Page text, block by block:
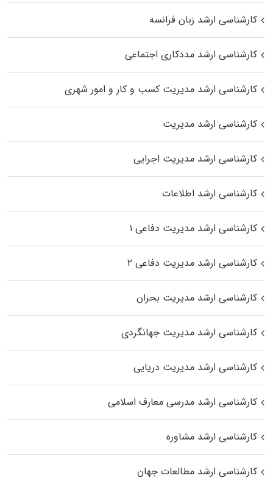
کارشناسی ارشد زبان فرانسه
کارشناسی ارشد مددکاری اجتماعی
کارشناسی ارشد مدیریت کسب و کار و امور شهری
کارشناسی ارشد مدیریت
کارشناسی ارشد مدیریت اجرایی
کارشناسی ارشد اطلاعات
کارشناسی ارشد مدیریت دفاعی ۱
کارشناسی ارشد مدیریت دفاعی ۲
کارشناسی ارشد مدیریت بحران
کارشناسی ارشد مدیریت جهانگردی
کارشناسی ارشد مدیریت دریایی
کارشناسی ارشد مدرسی معارف اسلامی
کارشناسی ارشد مشاوره
کارشناسی ارشد مطالعات جهان